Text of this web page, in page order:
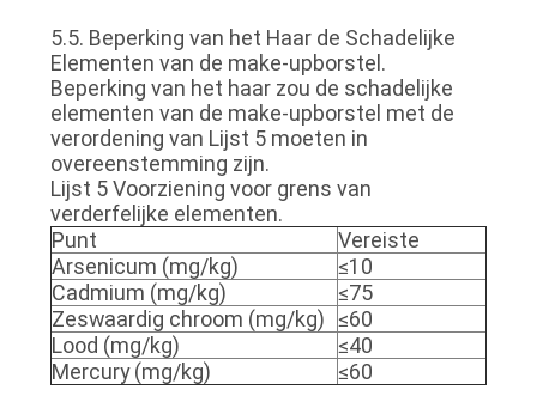
5.5. Beperking van het Haar de Schadelijke
Elementen van de make-upborstel.
Beperking van het haar zou de schadelijke
elementen van de make-upborstel met de
verordening van Lijst 5 moeten in
overeenstemming zijn.
Lijst 5 Voorziening voor grens van
verderfelijke elementen.
Punt
Vereiste
Arsenicum (mg/kg)
≤10
Cadmium (mg/kg)
≤75
Zeswaardig chroom (mg/kg)
≤60
Lood (mg/kg)
≤40
Mercury (mg/kg)
≤60